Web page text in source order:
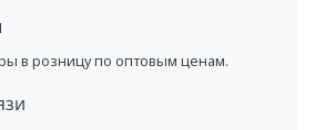
в розницу по оптовым ценам.